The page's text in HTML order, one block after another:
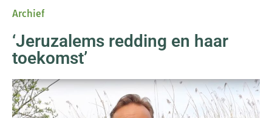
Archief
‘Jeruzalems redding en haar
toekomst’